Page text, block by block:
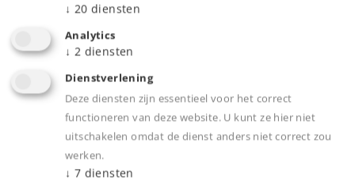
Highlights
↓ 20 diensten
Analytics
↓ 2 diensten
Dienstverlening
Deze diensten zijn essentieel voor het correct
functioneren van deze website. U kunt ze hier niet
uitschakelen omdat de dienst anders niet correct zou
werken.
↓ 7 diensten